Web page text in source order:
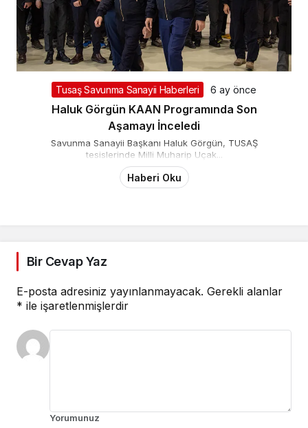
Tusaş Savunma Sanayii Haberleri 6 ay önce
Haluk Görgün KAAN Programında Son
Aşamayı İnceledi
Savunma Sanayii Başkanı Haluk Görgün, TUSAŞ
tesislerinde Milli Muharip Uçak...
Haberi Oku
Bir Cevap Yaz
E-posta adresiniz yayınlanmayacak. Gerekli alanlar
* ile işaretlenmişlerdir
Yorumunuz